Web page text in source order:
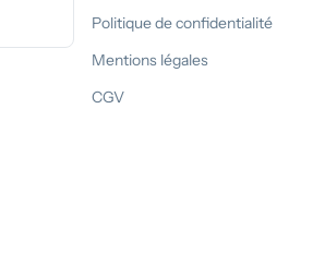
Politique de confidentialité
Mentions légales
CGV